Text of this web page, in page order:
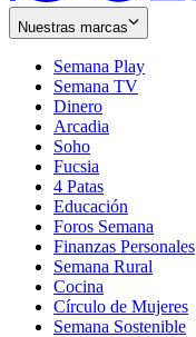
Nuestras marcas
Semana Play
Semana TV
Dinero
Arcadia
Soho
in
new
window
Fucsia
in
new
window
4 Patas
Educación
Foros Semana
Finanzas Personales
Semana Rural
Cocina
Círculo de Mujeres
Semana Sostenible